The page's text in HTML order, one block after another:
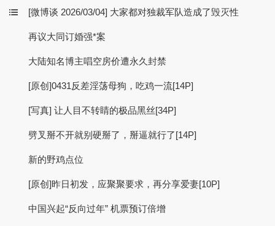
[微博谈 2026/03/04] 大家都对独裁军队造成了毁灭性
再议大同订婚强*案
大陆知名博主唱空房价遭永久封禁
[原创]0431反差淫荡母狗，吃鸡一流[14P]
[写真] 让人目不转睛的极品黑丝[34P]
劈叉掰不开就别硬掰了，掰逼就行了[14P]
新的野鸡点位
[原创]昨日初发，应聚聚要求，再分享爱妻[10P]
中国兴起“反向过年” 机票预订倍增